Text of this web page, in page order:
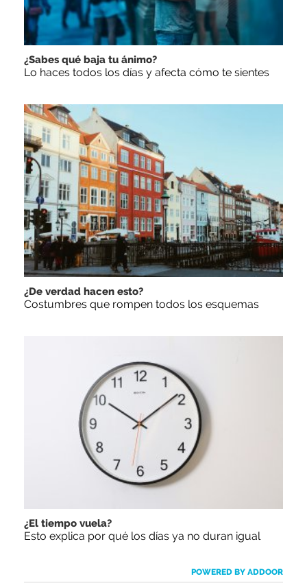
¿Sabes qué baja tu ánimo?
Lo haces todos los días y afecta cómo te sientes
¿De verdad hacen esto?
Costumbres que rompen todos los esquemas
¿El tiempo vuela?
Esto explica por qué los días ya no duran igual
POWERED BY ADDOOR